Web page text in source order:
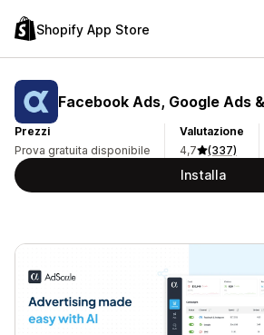
Shopify App Store
Facebook Ads, Google Ads
Prezzi
Prova gratuita disponibile
Valutazione
4,7
(337)
Installa